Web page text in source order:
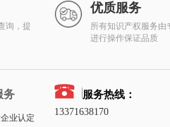
询，提
优质服务
所有知识产权服务由
进行操作保证品质
务
业认定
服务热线：
13371638170